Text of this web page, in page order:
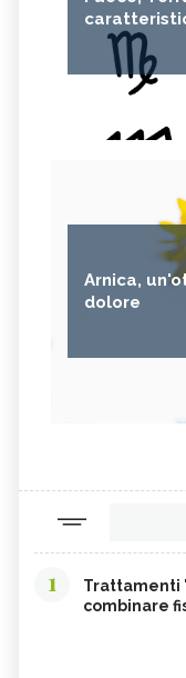
Arnica,
dolore
1
Trattamenti
combinare